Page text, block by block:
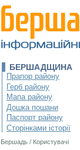
БЕРШАДЩИНА
Прапор району
Герб району
Мапа району
Дошка пошани
Паспорт району
Сторінками історії
Бершадь / Користувачі